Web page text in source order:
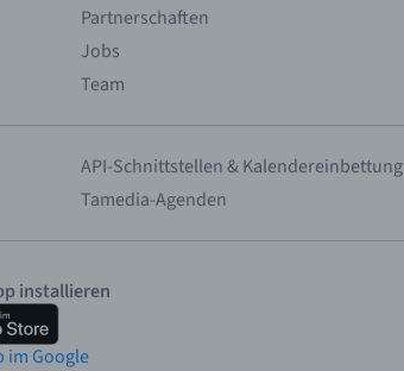
Partnerschaften
Jobs
Team
API-Schnittstellen & Kalendereinbettung
Tamedia-Agenden
installieren